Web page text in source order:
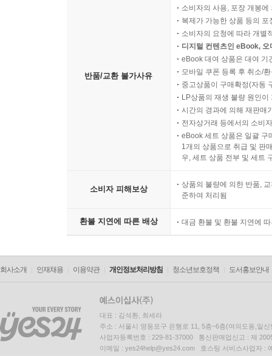
반품/교환 불가사유
소비자의 사용, 포장 개봉
복제가 가능한 상품 등의
소비자의 요청에 따라 개별
디지털 컨텐츠인 eBook,
eBook 대여 상품은 대여 기
모바일 쿠폰 등록 후 취소/
중고상품이 구매확정(자동
LP상품의 재생 불량 원인
시간의 경과에 의해 재판매
전자상거래 등에서의 소비
eBook 세트 상품은 일괄 구
1개의 상품으로 취급 및 판
우, 세트 상품 전부 및 세트
소비자 피해보상
상품의 불량에 의한 반품,
준하여 처리됨
환불 지연에 따른 배상 대금 환불 및 환불 지연에
회사소개 인재채용 이용약관 개인정보처리방침 청소년보호정책 도서홍보안내
대표 : 김석환, 최세라
주소 : 서울시 영등포구 은행로 11, 5층~6층(여의도동,일신
사업자등록번호 : 229-81-37000 통신판매업신고 : 제
이메일 : yes24help@yes24.com 호스팅 서비스사업자 :